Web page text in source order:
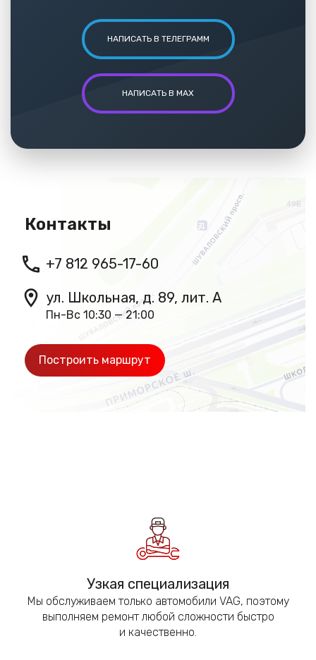
НАПИСАТЬ В ТЕЛЕГРАММ
НАПИСАТЬ В MAX
Контакты
+7 812 965-17-60
ул. Школьная, д. 89, лит. А
Пн-Вс 10:30 — 21:00
Построить маршрут
Узкая специализация
Мы обслуживаем только автомобили VAG, поэтому
выполняем ремонт любой сложности быстро
и качественно.